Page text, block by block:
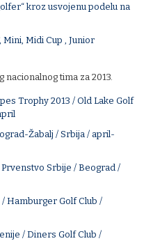
kroz usvojenu podelu na
Mini, Midi Cup , Junior
tima za 2013.
Trophy 2013 / Old Lake Golf
Žabalj / Srbija / april-
Srbije / Beograd /
Hamburger Golf Club /
/ Diners Golf Club /